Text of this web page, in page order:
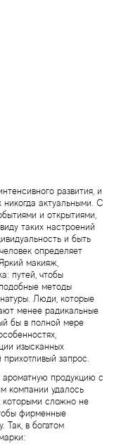
развития, и
никогда актуальными. С
и открытиями,
таких настроений
и быть
определяет
макияж,
путей, чтобы
методы
Люди, которые
менее радикальные
бы в полной мере
изысканных
запрос.
ароматную продукцию с
компании удалось
которыми сложно не
фирменные
в богатом